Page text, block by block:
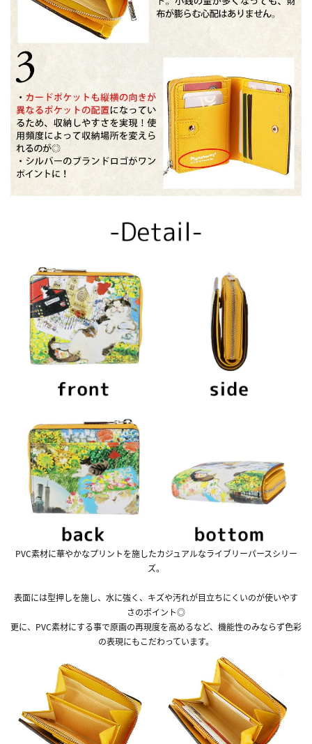
PVC素材に華やかなプリントを施したカジュアルなライブリーパースシリー
ズ。
表面には型押しを施し、水に強く、キズや汚れが目立ちにくいのが使いやす
さのポイント◎
更に、PVC素材にする事で原画の再現度を高めるなど、機能性のみならず色彩
の表現にもこだわっています。